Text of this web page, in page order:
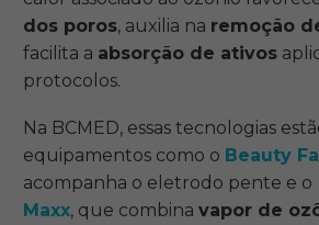
dos poros, auxilia na remoção
facilita a absorção de ativos
protocolos.
Na BCMED, essas tecnologias
equipamentos como o Beauty
acompanha o eletrodo pente e o
Maxx, que combina vapor de